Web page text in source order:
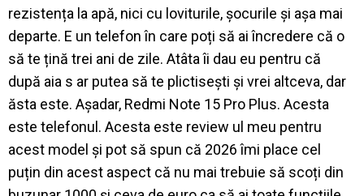
rezistența la apă, nici cu loviturile, șocurile și așa mai
departe. E un telefon în care poți să ai încredere că o
să te țină trei ani de zile. Atâta îi dau eu pentru că
după aia s ar putea să te plictisești și vrei altceva, dar
ăsta este. Așadar, Redmi Note 15 Pro Plus. Acesta
este telefonul. Acesta este review ul meu pentru
acest model și pot să spun că 2026 îmi place cel
puțin din acest aspect că nu mai trebuie să scoți din